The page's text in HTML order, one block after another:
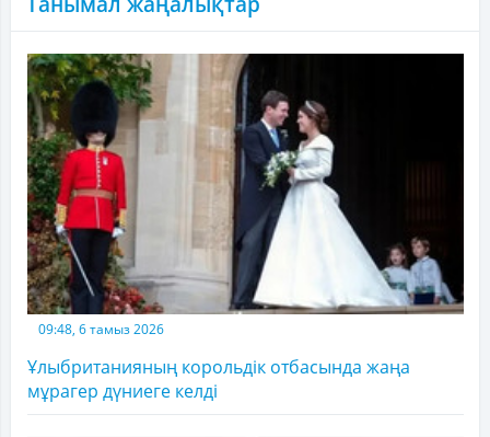
09:48, 6 тамыз 2026
Ұлыбританияның корольдік отбасында жаңа
мұрагер дүниеге келді